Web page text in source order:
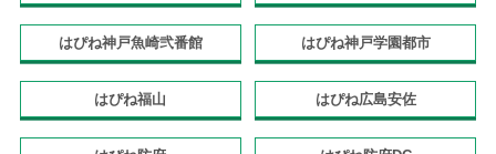
はぴね神戸魚崎弐番館 はぴね神戸学園都市
はぴね福山 はぴね広島安佐